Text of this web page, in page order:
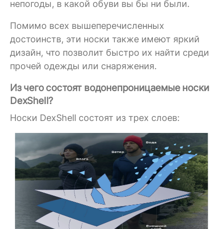
непогоды, в какой обуви вы бы ни были.
Помимо всех вышеперечисленных
достоинств, эти носки также имеют яркий
дизайн, что позволит быстро их найти среди
прочей одежды или снаряжения.
Из чего состоят водонепроницаемые носки
DexShell?
Носки DexShell состоят из трех слоев: